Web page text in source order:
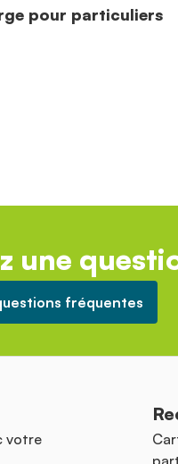
pour particuliers
une
fréquentes
votre